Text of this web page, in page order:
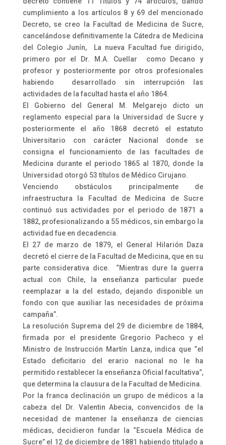
cumplimiento a los artículos 8 y 69 del mencionado
Decreto, se creo la Facultad de Medicina de Sucre,
cancelándose definitivamente la Cátedra de Medicina
del Colegio Junín, La nueva Facultad fue dirigido,
primero por el Dr. M.A. Cuellar como Decano y
profesor y posteriormente por otros profesionales
habiendo desarrollado sin interrupción las
actividades de la facultad hasta el año 1864.
El Gobierno del General M. Melgarejo dicto un
reglamento especial para la Universidad de Sucre y
posteriormente el año 1868 decretó el estatuto
Universitario con carácter Nacional donde se
consigna el funcionamiento de las facultades de
Medicina durante el periodo 1865 al 1870, donde la
Universidad otorgó 53 títulos de Médico Cirujano.
Venciendo obstáculos principalmente de
infraestructura la Facultad de Medicina de Sucre
continuó sus actividades por el periodo de 1871 a
1882, profesionalizando a 55 médicos, sin embargo la
actividad fue en decadencia.
El 27 de marzo de 1879, el General Hilarión Daza
decretó el cierre de la Facultad de Medicina, que en su
parte considerativa dice. “Mientras dure la guerra
actual con Chile, la enseñanza particular puede
reemplazar a la del estado, dejando disponible un
fondo con que auxiliar las necesidades de próxima
campaña”.
La resolución Suprema del 29 de diciembre de 1884,
firmada por el presidente Gregorio Pacheco y el
Ministro de Instrucción Martín Lanza, indica que “el
Estado deficitario del erario nacional no le ha
permitido restablecer la enseñanza Oficial facultativa”,
que determina la clausura de la Facultad de Medicina.
Por la franca declinación un grupo de médicos a la
cabeza del Dr. Valentin Abecia, convencidos de la
necesidad de mantener la enseñanza de ciencias
médicas, decidieron fundar la “Escuela Médica de
Sucre” el 12 de diciembre de 1881 habiendo titulado a